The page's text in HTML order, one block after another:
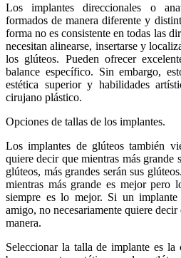
Los implantes direccionales o
formados de manera diferente y
forma no es consistente en todas las
necesitan alinearse, insertarse y
los glúteos. Pueden ofrecer
balance específico. Sin embargo,
estética superior y habilidades
cirujano plástico.
Opciones de tallas de los implantes.
Los implantes de glúteos también
quiere decir que mientras más grande
glúteos, más grandes serán sus
mientras más grande es mejor pero
siempre es lo mejor. Si un
amigo, no necesariamente quiere decir
manera.
Seleccionar la talla de implante es la